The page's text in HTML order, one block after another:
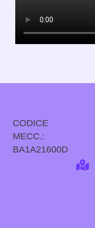
CODICE
MECC.:
BA1A21600D